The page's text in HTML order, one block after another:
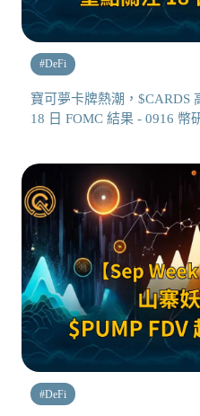
#DeFi
寶可夢卡牌熱潮，$CARDS
18 日 FOMC 結果 - 0916 幣
#DeFi